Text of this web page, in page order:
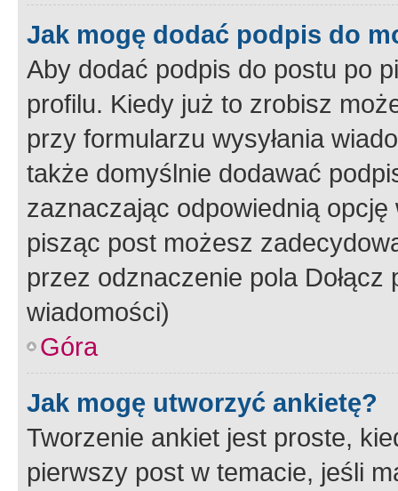
Jak mogę dodać podpis do
Aby dodać podpis do postu po
profilu. Kiedy już to zrobisz
przy formularzu wysyłania
także domyślnie dodawać
zaznaczając odpowiednią
pisząc post możesz
przez odznaczenie pola
wiadomości)
Góra
Jak mogę utworzyć ankietę?
Tworzenie ankiet jest proste,
pierwszy post w temacie, jeśli